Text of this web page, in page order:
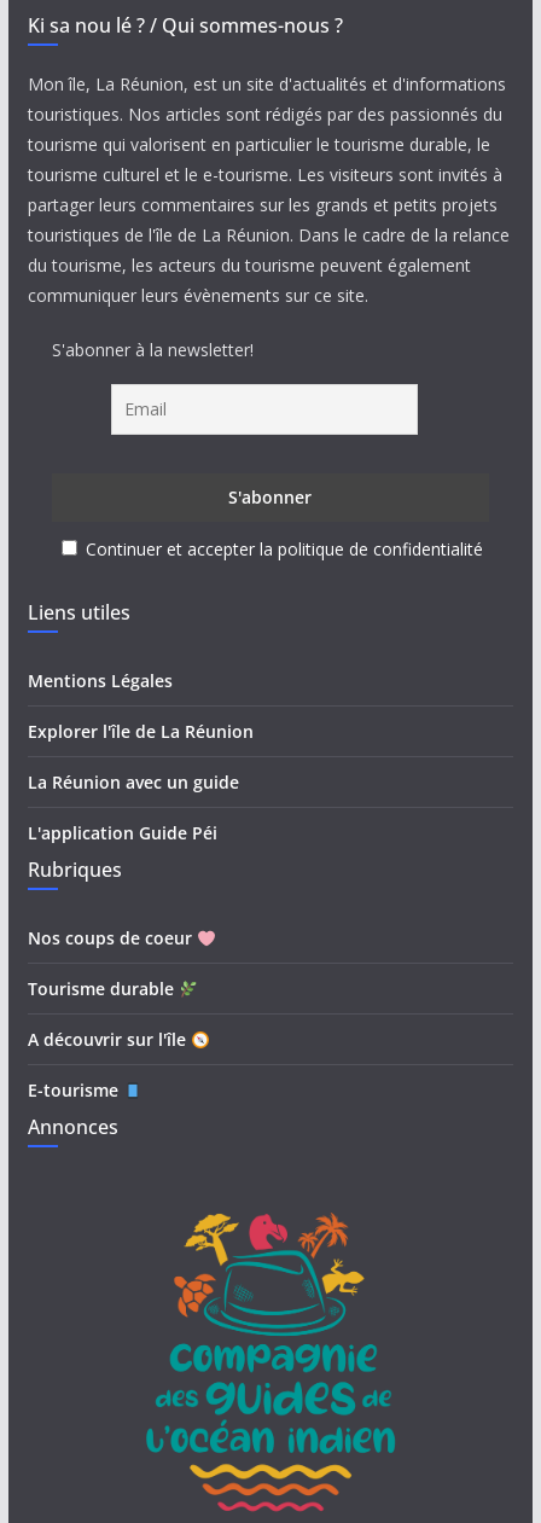
Ki sa nou lé ? / Qui sommes-nous ?
Mon île, La Réunion, est un site d'actualités et d'informations
touristiques. Nos articles sont rédigés par des passionnés du
tourisme qui valorisent en particulier le tourisme durable, le
tourisme culturel et le e-tourisme. Les visiteurs sont invités à
partager leurs commentaires sur les grands et petits projets
touristiques de l'île de La Réunion. Dans le cadre de la relance
du tourisme, les acteurs du tourisme peuvent également
communiquer leurs évènements sur ce site.
S'abonner à la newsletter!
Continuer et accepter la politique de confidentialité
Liens utiles
Mentions Légales
Explorer l'île de La Réunion
La Réunion avec un guide
L'application Guide Péi
Rubriques
Nos coups de coeur
Tourisme durable
A découvrir sur l'île
E-tourisme
Annonces